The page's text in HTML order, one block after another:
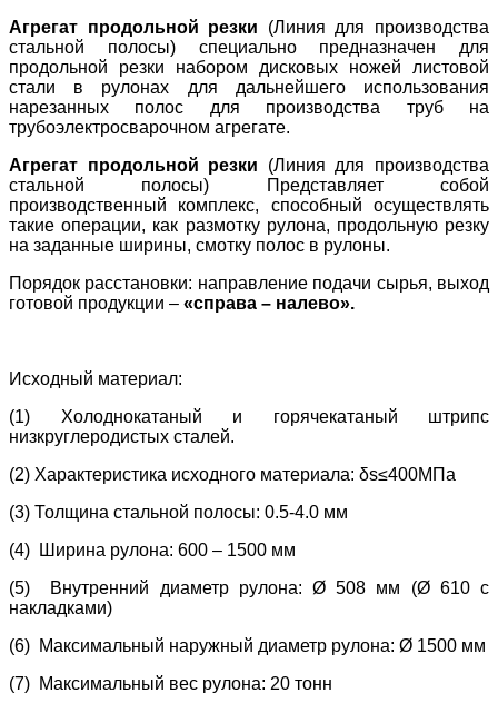
Агрегат продольной резки (Линия для производства
стальной полосы) специально предназначен для
продольной резки набором дисковых ножей листовой
стали в рулонах для дальнейшего использования
нарезанных полос для производства труб на
трубоэлектросварочном агрегате.
Агрегат продольной резки
(Линия для производства
стальной полосы)
Представляет собой
производственный комплекс, способный осуществлять
такие операции, как размотку рулона, продольную резку
на заданные ширины, смотку полос в рулоны.
Порядок расстановки: направление подачи сырья, выход
готовой продукции – «справа – налево».
Исходный материал:
(1) Холоднокатаный и горячекатаный штрипс
низкруглеродистых сталей.
(2) Характеристика исходного материала: δs≤400МПа
(3) Толщина стальной полосы: 0.5-4.0 мм
(4) Ширина рулона: 600 – 1500 мм
(5) Внутренний диаметр рулона: Ø 508 мм (Ø 610 с
накладками)
(6) Максимальный наружный диаметр рулона: Ø 1500 мм
(7) Максимальный вес рулона: 20 тонн